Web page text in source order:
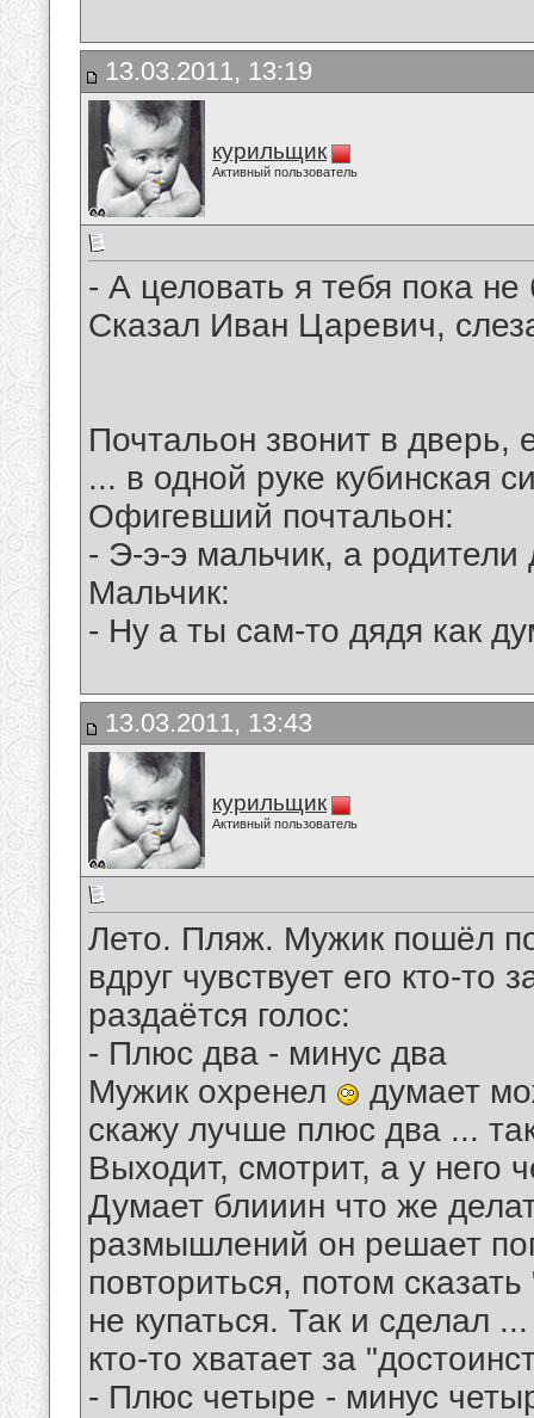
13.03.2011, 13:19
курильщик
Активный пользователь
- А целовать я тебя пока не
Сказал Иван Царевич,
Почтальон звонит в дверь,
... в одной руке кубинская
Офигевший почтальон:
- Э-э-э мальчик, а родители
Мальчик:
- Ну а ты сам-то дядя как
13.03.2011, 13:43
курильщик
Активный пользователь
Лето. Пляж. Мужик пошёл
вдруг чувствует его кто-то
раздаётся голос:
- Плюс два - минус два
Мужик охренел
думает
скажу лучше плюс два ...
Выходит, смотрит, а у
Думает блииин что же
размышлений он решает
повториться, потом
не купаться. Так и сделал
кто-то хватает за
- Плюс четыре - минус